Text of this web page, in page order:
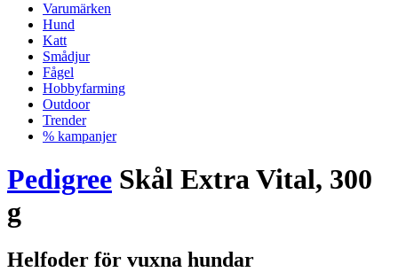
Varumärken
Hund
Katt
Smådjur
Fågel
Hobbyfarming
Outdoor
Trender
% kampanjer
Pedigree Skål Extra Vital, 300
g
Helfoder för vuxna hundar